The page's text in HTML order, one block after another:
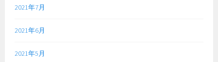
2021年7月
2021年6月
2021年5月